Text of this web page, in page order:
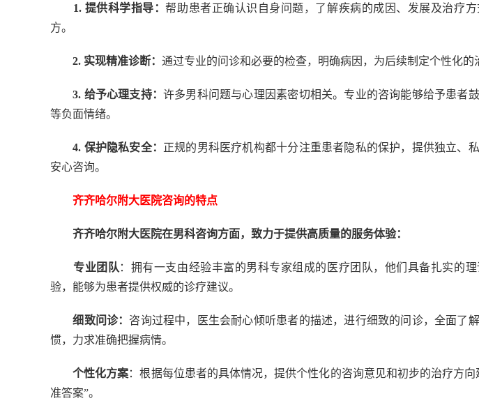
1. 提供科学指导：帮助患者正确认识自身问题，了解疾病的成因、发展及治疗
方。
2. 实现精准诊断： 通过专业的问诊和必要的检查，明确病因，为后续制定个性化的
3. 给予心理支持：许多男科问题与心理因素密切相关。专业的咨询能够给予患者
等负面情绪。
4. 保护隐私安全： 正规的男科医疗机构都十分注重患者隐私的保护，提供独立、
安心咨询。
齐齐哈尔附大医院咨询的特点
齐齐哈尔附大医院在男科咨询方面，致力于提供高质量的服务体验：
专业团队 ：拥有一支由经验丰富的男科专家组成的医疗团队，他们具备扎实的
验，能够为患者提供权威的诊疗建议。
细致问诊： 咨询过程中，医生会耐心倾听患者的描述，进行细致的问诊，全面了
惯，力求准确把握病情。
个性化方案：根据每位患者的具体情况，提供个性化的咨询意见和初步的治疗方
准答案”。